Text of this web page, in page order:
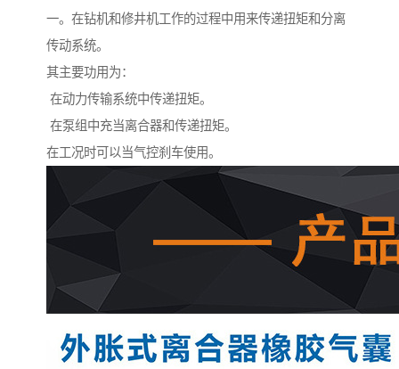
一。在钻机和修井机工作的过程中用来传递扭矩和分离
传动系统。
其主要功用为：
在动力传输系统中传递扭矩。
在泵组中充当离合器和传递扭矩。
在工况时可以当气控刹车使用。